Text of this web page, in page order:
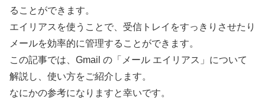
ることができます。
エイリアスを使うことで、受信トレイをすっきりさせたり
メールを効率的に管理することができます。
この記事では、Gmail の「メール エイリアス」について
解説し、使い方をご紹介します。
なにかの参考になりますと幸いです。